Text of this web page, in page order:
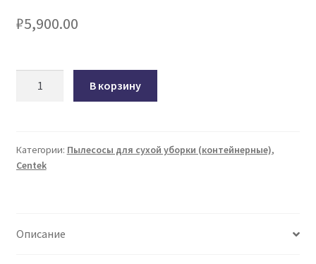
₽5,900.00
CT-
2532
В корзину
Категории: Пылесосы для сухой уборки (контейнерные),
Centek
Описание